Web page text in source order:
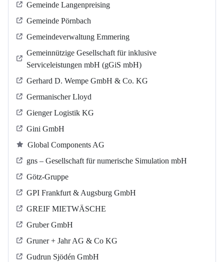
Gemeinde Langenpreising
Gemeinde Pörnbach
Gemeindeverwaltung Emmering
Gemeinnützige Gesellschaft für inklusive
Serviceleistungen mbH (gGiS mbH)
Gerhard D. Wempe GmbH & Co. KG
Germanischer Lloyd
Gienger Logistik KG
Gini GmbH
Global Components AG
gns – Gesellschaft für numerische Simulation mbH
Götz-Gruppe
GPI Frankfurt & Augsburg GmbH
GREIF MIETWÄSCHE
Gruber GmbH
Gruner + Jahr AG & Co KG
Gudrun Sjödén GmbH